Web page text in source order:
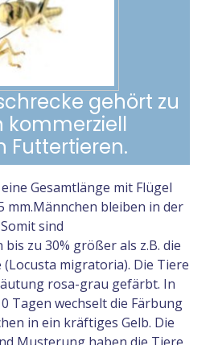
gehört zu
kommerziell
Futtertieren.
Gesamtlänge mit Flügel
mm.Männchen bleiben in der
sind
zu 30% größer als z.B. die
migratoria). Die Tiere
rosa-grau gefärbt. In
Tagen wechselt die Färbung
in ein kräftiges Gelb. Die